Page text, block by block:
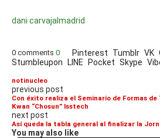
dani carvajalmadrid
0 comments 0 Pinterest Tumblr VK
Stumbleupon LINE Pocket Skype
notinucleo
previous post
Con éxito realiza el Seminario de Formas de
Kwan “Chosun” Isstech
next post
Así queda la tabla general al finalizar la
You may also like